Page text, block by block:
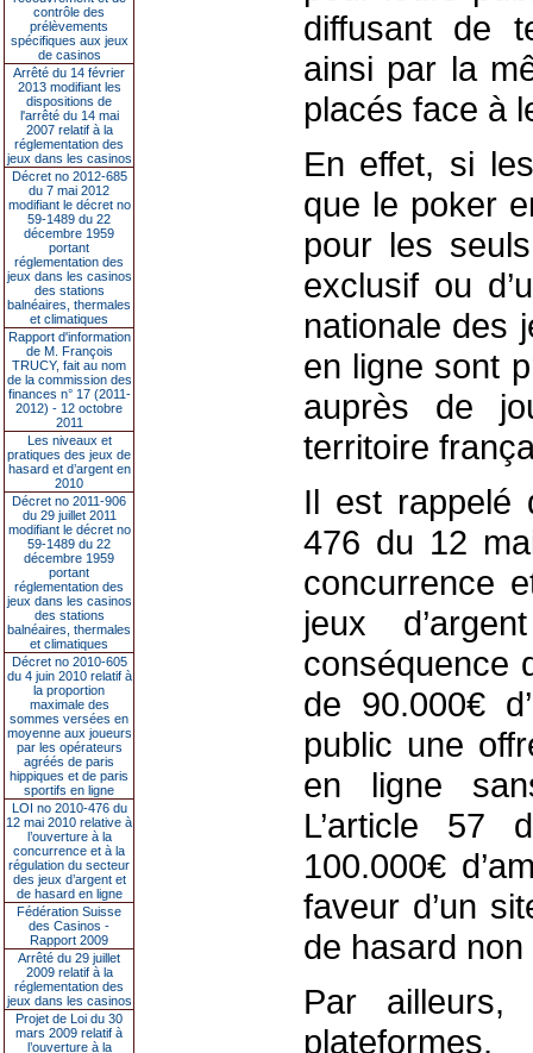
contrôle des
prélèvements
spécifiques aux jeux
de casinos
Arrêté du 14 février
2013 modifiant les
dispositions de
l'arrêté du 14 mai
2007 relatif à la
réglementation des
jeux dans les casinos
Décret no 2012-685
du 7 mai 2012
modifiant le décret no
59-1489 du 22
décembre 1959
portant
réglementation des
jeux dans les casinos
des stations
balnéaires, thermales
et climatiques
Rapport d'information
de M. François
TRUCY, fait au nom
de la commission des
finances n° 17 (2011-
2012) - 12 octobre
2011
Les niveaux et
pratiques des jeux de
hasard et d’argent en
2010
Décret no 2011-906
du 29 juillet 2011
modifiant le décret no
59-1489 du 22
décembre 1959
portant
réglementation des
jeux dans les casinos
des stations
balnéaires, thermales
et climatiques
Décret no 2010-605
du 4 juin 2010 relatif à
la proportion
maximale des
sommes versées en
moyenne aux joueurs
par les opérateurs
agréés de paris
hippiques et de paris
sportifs en ligne
LOI no 2010-476 du
12 mai 2010 relative à
l’ouverture à la
concurrence et à la
régulation du secteur
des jeux d’argent et
de hasard en ligne
Fédération Suisse
des Casinos -
Rapport 2009
Arrêté du 29 juillet
2009 relatif à la
réglementation des
jeux dans les casinos
Projet de Loi du 30
mars 2009 relatif à
l’ouverture à la
diffusant de
ainsi par la
placés face à
En effet, si
que le poker
pour les
exclusif ou
nationale des
en ligne sont
auprès de
territoire
Il est rappelé
476 du 12
concurrence
jeux
conséquence
de 90.000€
public une
en ligne
L’article 57
100.000€
faveur d’un
de hasard
Par ailleurs,